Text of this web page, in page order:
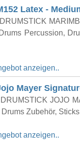
Latex -
Percussion,
anzeigen..
Mayer
JOJO
Zubehör,
anzeigen..